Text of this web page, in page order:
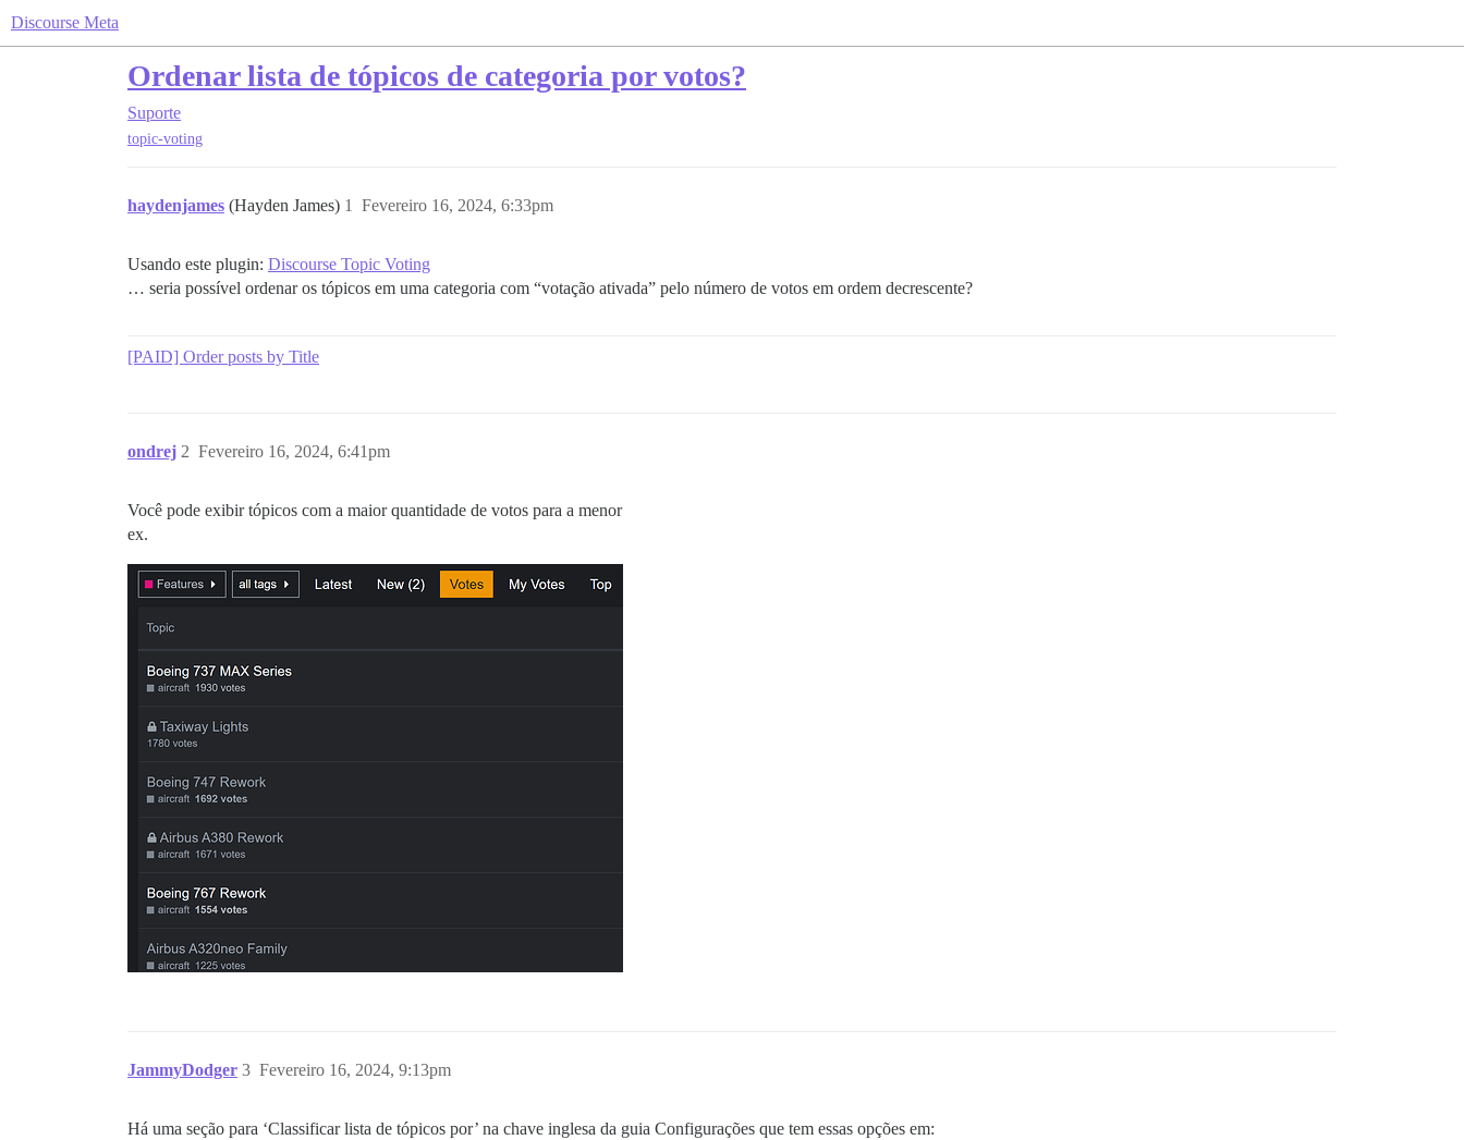
Discourse Meta
Ordenar lista de tópicos de categoria por votos?
Suporte
topic-voting
haydenjames (Hayden James) Fevereiro 16, 2024, 6:33pm
1
Usando este plugin: Discourse Topic Voting
… seria possível ordenar os tópicos em uma categoria com “votação ativada” pelo número de votos em ordem decrescente?
[PAID] Order posts by Title
ondrej Fevereiro 16, 2024, 6:41pm
2
Você pode exibir tópicos com a maior quantidade de votos para a menor
ex.
JammyDodger Fevereiro 16, 2024, 9:13pm
3
Há uma seção para ‘Classificar lista de tópicos por’ na chave inglesa da guia Configurações que tem essas opções em: